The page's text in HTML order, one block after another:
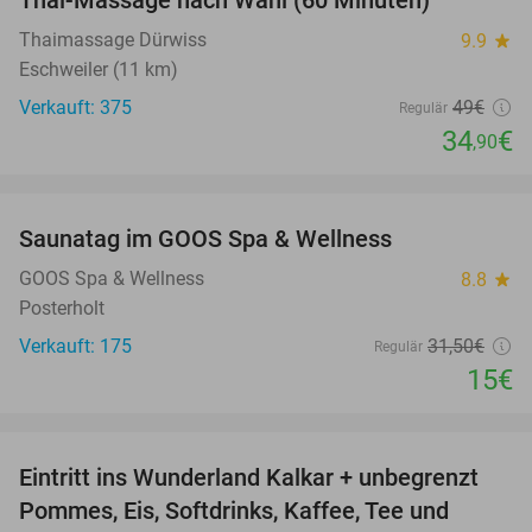
Thaimassage Dürwiss 9.9 star
Eschweiler (11 km)
Verkauft: 375
Regulär 49€
34,90€
Saunatag im GOOS Spa & Wellness
GOOS Spa & Wellness 8.8 star
Posterholt
Verkauft: 175
Regulär 31,50€
15€
32%
Eintritt ins Wunderland Kalkar + unbegrenzt
Pommes, Eis, Softdrinks, Kaffee, Tee und